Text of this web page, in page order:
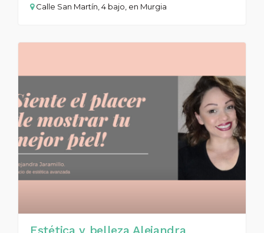
Calle San Martín, 4 bajo, en Murgia
Estética y belleza Alejandra